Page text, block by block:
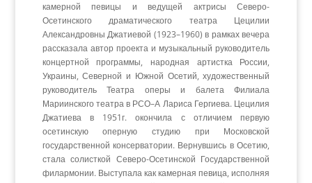
камерной певицы и ведущей актрисы Северо-
Осетинского драматического театра Цецилии
Александровны Джатиевой (1923–1960) в рамках вечера
рассказала автор проекта и музыкальный руководитель
концертной программы, народная артистка России,
Украины, Северной и Южной Осетий, художественный
руководитель Театра оперы и балета Филиала
Мариинского театра в РСО–А Лариса Гергиева. Цецилия
Джатиева в 1951г. окончила с отличием первую
осетинскую оперную студию при Московской
государственной консерватории. Вернувшись в Осетию,
стала солисткой Северо-Осетинской Государственной
филармонии. Выступала как камерная певица, исполняя